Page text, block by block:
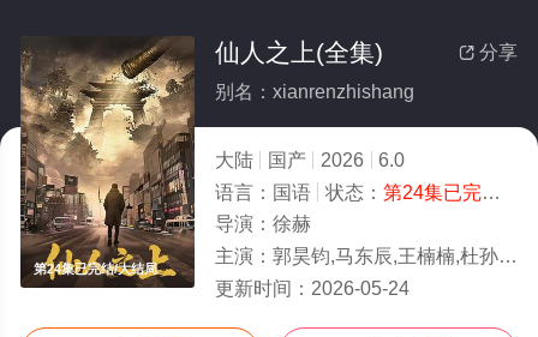
第24集已完结/大结局
 分享
仙人之上(全集)
别名：xianrenzhishang
大陆 国产 2026
6.0
语言： 国语 状态： 第24集已完结
导演： 徐赫
主演： 郭昊钧,马东辰,王楠楠,杜孙雨妤,张双利,蒋申
更新时间： 2026-05-24